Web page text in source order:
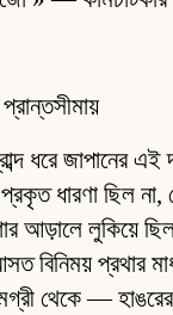
ধরে জাপানের এই
ধারণা ছিল
আড়ালে লুকিয়ে
বিনিময় প্রথার
থেকে —